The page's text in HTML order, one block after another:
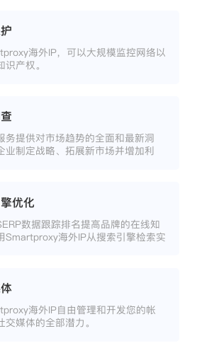
海外IP，可以大规模监控网络以
产权。
务提供对市场趋势的全面和最新洞
业制定战略、拓展新市场并增加利
优化
数据跟踪排名提高品牌的在线知
Smartproxy海外IP从搜索引擎检索实
海外IP自由管理和开发您的帐
交媒体的全部潜力。